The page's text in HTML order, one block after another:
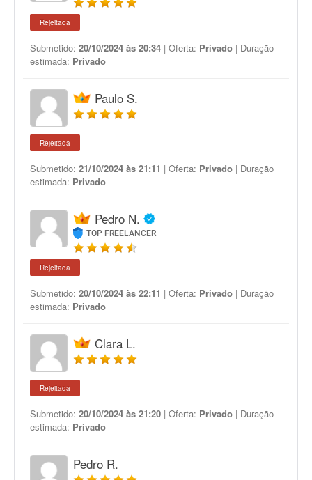
Rejeitada
Submetido: 20/10/2024 às 20:34 | Oferta: Privado | Duração
estimada: Privado
Paulo S.
Rejeitada
Submetido: 21/10/2024 às 21:11 | Oferta: Privado | Duração
estimada: Privado
Pedro N.
TOP FREELANCER
Rejeitada
Submetido: 20/10/2024 às 22:11 | Oferta: Privado | Duração
estimada: Privado
Clara L.
Rejeitada
Submetido: 20/10/2024 às 21:20 | Oferta: Privado | Duração
estimada: Privado
Pedro R.